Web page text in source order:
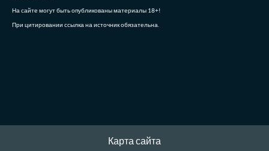
На сайте могут быть опубликованы материалы 18+!
При цитировании ссылка на источник обязательна.
Карта сайта